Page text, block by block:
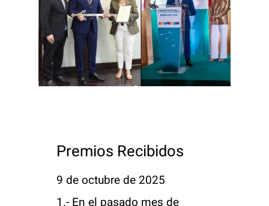
Premios Recibidos
9 de octubre de 2025
1.- En el pasado mes de